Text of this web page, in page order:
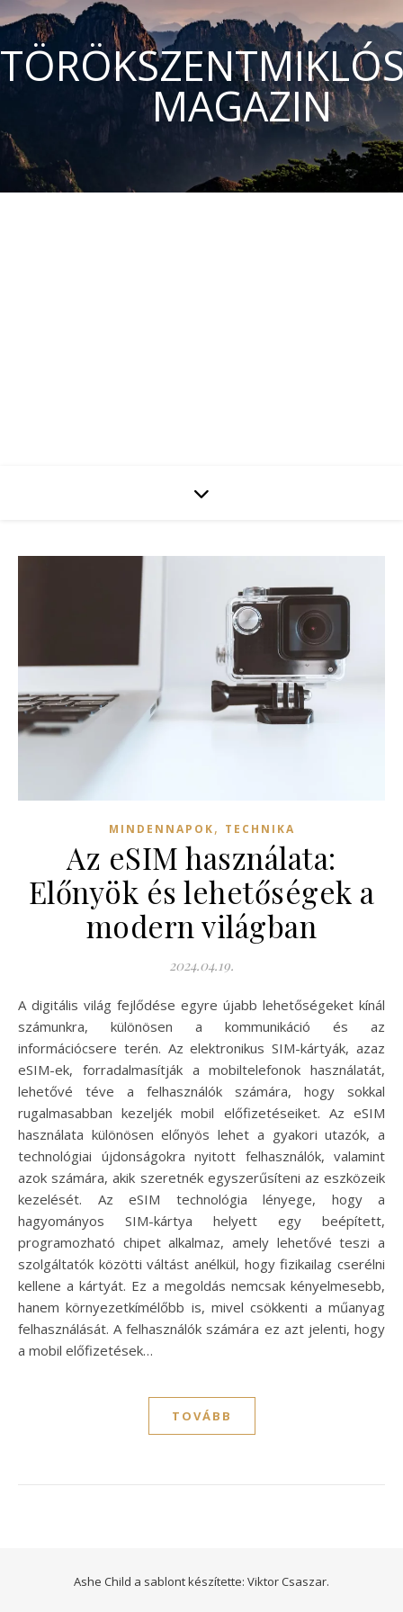
MAGAZIN
MINDENNAPOK, TECHNIKA
Az eSIM használata:
Előnyök és lehetőségek a
modern világban
2024.04.19.
A digitális világ fejlődése egyre újabb lehetőségeket kínál
számunkra, különösen a kommunikáció és az
információcsere terén. Az elektronikus SIM-kártyák, azaz
eSIM-ek, forradalmasítják a mobiltelefonok használatát,
lehetővé téve a felhasználók számára, hogy sokkal
rugalmasabban kezeljék mobil előfizetéseiket. Az eSIM
használata különösen előnyös lehet a gyakori utazók, a
technológiai újdonságokra nyitott felhasználók, valamint
azok számára, akik szeretnék egyszerűsíteni az eszközeik
kezelését. Az eSIM technológia lényege, hogy a
hagyományos SIM-kártya helyett egy beépített,
programozható chipet alkalmaz, amely lehetővé teszi a
szolgáltatók közötti váltást anélkül, hogy fizikailag cserélni
kellene a kártyát. Ez a megoldás nemcsak kényelmesebb,
hanem környezetkímélőbb is, mivel csökkenti a műanyag
felhasználását. A felhasználók számára ez azt jelenti, hogy
a mobil előfizetések…
TOVÁBB
Ashe Child a sablont készítette: Viktor Csaszar.